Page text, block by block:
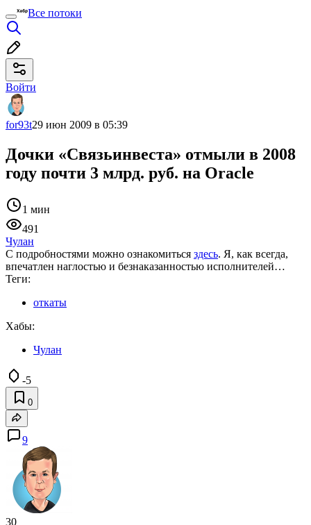
Все потоки
Войти
for93t29 июн 2009 в 05:39
Дочки «Связьинвеста» отмыли в 2008
году почти 3 млрд. руб. на Oracle
1 мин
491
Чулан
С подробностями можно ознакомиться здесь. Я, как всегда,
впечатлен наглостью и безнаказанностью исполнителей…
Теги:
откаты
Хабы:
Чулан
-5
0
9
30